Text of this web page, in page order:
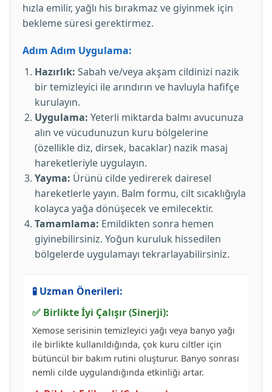
hızla emilir, yağlı his bırakmaz ve giyinmek için
bekleme süresi gerektirmez.
Adım Adım Uygulama:
Hazırlık: Sabah ve/veya akşam cildinizi nazik
bir temizleyici ile arındırın ve havluyla hafifçe
kurulayın.
Uygulama: Yeterli miktarda balmı avucunuza
alın ve vücudunuzun kuru bölgelerine
(özellikle diz, dirsek, bacaklar) nazik masaj
hareketleriyle uygulayın.
Yayma: Ürünü cilde yedirerek dairesel
hareketlerle yayın. Balm formu, cilt sıcaklığıyla
kolayca yağa dönüşecek ve emilecektir.
Tamamlama: Emildikten sonra hemen
giyinebilirsiniz. Yoğun kuruluk hissedilen
bölgelerde uygulamayı tekrarlayabilirsiniz.
🧪 Uzman Önerileri:
✅ Birlikte İyi Çalışır (Sinerji):
Xemose serisinin temizleyici yağı veya banyo yağı
ile birlikte kullanıldığında, çok kuru ciltler için
bütüncül bir bakım rutini oluşturur. Banyo sonrası
nemli cilde uygulandığında etkinliği artar.